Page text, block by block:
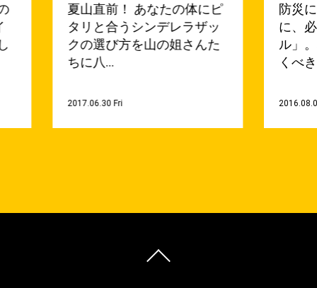
夏山直前！ あなたの体にピ
タリと合うシンデレラザッ
クの選び方を山の姐さんた
ちに八…
2017.06.30 Fri
防災
に、
ル」
くべ